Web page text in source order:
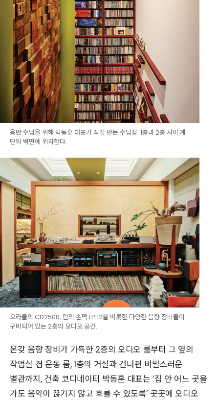
음반 수납을 위해 박동훈 대표가 직접 만든 수납장. 1층과 2층 사이 계
단의 벽면에 위치한다.
오라클의 CD2500, 린의 손덱 LP 12을 비롯한 다양한 음향 장비들이
구비되어 있는 2층의 오디오 공간.
온갖 음향 장비가 가득한 2층의 오디오 룸부터 그 옆의
작업실 겸 운동 룸, 1층의 거실과 건너편 비밀스러운
별관까지, 건축 코디네이터 박동훈 대표는 ‘집 안 어느 곳을
가도 음악이 끊기지 않고 흐를 수 있도록’ 곳곳에 오디오